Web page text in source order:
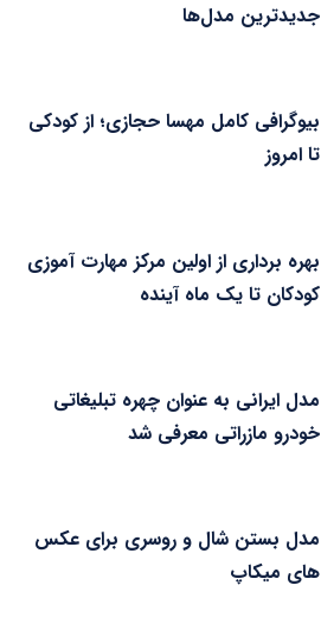
جدیدترین مدل‌ها
بیوگرافی کامل مهسا حجازی؛ از کودکی
تا امروز
بهره برداری از اولین مرکز مهارت آموزی
کودکان تا یک ماه آینده
مدل ایرانی به عنوان چهره تبلیغاتی
خودرو مازراتی معرفی شد
مدل بستن شال و روسری برای عکس
های میکاپ